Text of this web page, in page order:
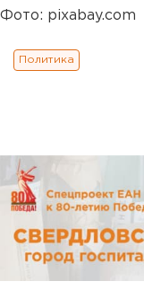
Фото: pixabay.com
Политика